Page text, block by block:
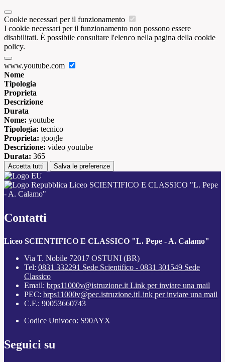
Cookie necessari per il funzionamento
I cookie necessari per il funzionamento non possono essere
disabilitati. È possibile consultare l'elenco nella pagina della cookie
policy.
www.youtube.com
Nome
Tipologia
Proprieta
Descrizione
Durata
Nome: youtube
Tipologia: tecnico
Proprieta: google
Descrizione: video youtube
Durata: 365
Accetta tutti Salva le preferenze
Liceo SCIENTIFICO E CLASSICO "L. Pepe
- A. Calamo"
Contatti
Liceo SCIENTIFICO E CLASSICO "L. Pepe - A. Calamo"
Via T. Nobile 72017 OSTUNI (BR)
Tel: 0831 332291 Sede Scientifico - 0831 301549 Sede
Classico
Email: brps11000v@istruzione.it Link per inviare una mail
PEC: brps11000v@pec.istruzione.itLink per inviare una mail
C.F.: 90053660743
Codice Univoco: S90AYX
Seguici su